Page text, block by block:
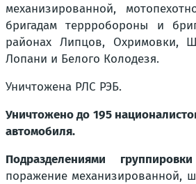
механизированной,
бригадам террробороны и
районах Липцов, Охримовки,
Лопани и Белого Колодезя.
Уничтожена РЛС РЭБ.
Уничтожено до 195
автомобиля.
Подразделениями
поражение механизированной,